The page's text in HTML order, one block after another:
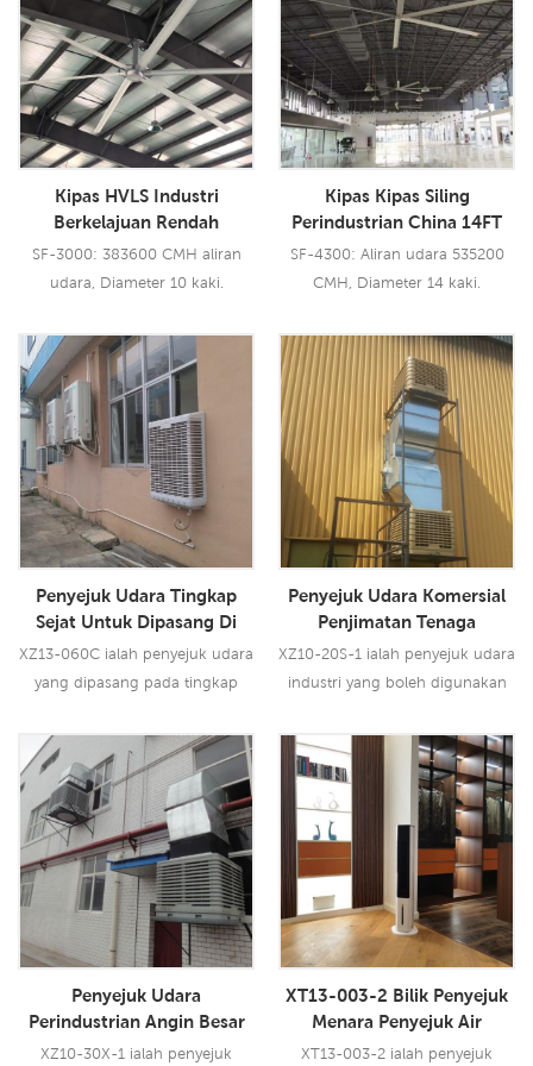
Kipas HVLS Industri
Berkelajuan Rendah
Kelantangan Tinggi Dengan
Kipas Siling BLDC Bilah
SF-3000: 383600 CMH aliran
udara, Diameter 10 kaki.
Baca Lebih Lanjut
Kipas Kipas Siling
Perindustrian China 14FT
Jual Langsung Restoran
Kipas HVLS
SF-4300: Aliran udara 535200
CMH, Diameter 14 kaki.
Baca Lebih Lanjut
Penyejuk Udara Tingkap
Sejat Untuk Dipasang Di
Dinding Atau Tingkap
(XZ13-060C)
XZ13-060C ialah penyejuk udara
yang dipasang pada tingkap
udara 6000CMH, 3 kelajuan
dengan alat kawalan jauh.
Baca Lebih Lanjut
Penyejuk Udara Komersial
Penjimatan Tenaga
Penyejatan Penyejuk Udara
Penyejuk Kegunaan Industri
XZ10-20S-1 ialah penyejuk udara
industri yang boleh digunakan
dalaman/luaran. Ia
menggunakan motor kipas
1.5KW, membawakan anda
angin kuat 20000 CMH, 12
kelajuan. Menggunakan pad
penyejuk 5090, prestasi
penyejukan terkemuka industri.
Baca Lebih Lanjut
Penyejuk Udara
Perindustrian Angin Besar
Dengan Air Untuk Kilang
XZ10-30X-1 ialah penyejuk
XT13-003-2 Bilik Penyejuk
Menara Penyejuk Air
XT13-003-2 ialah penyejuk